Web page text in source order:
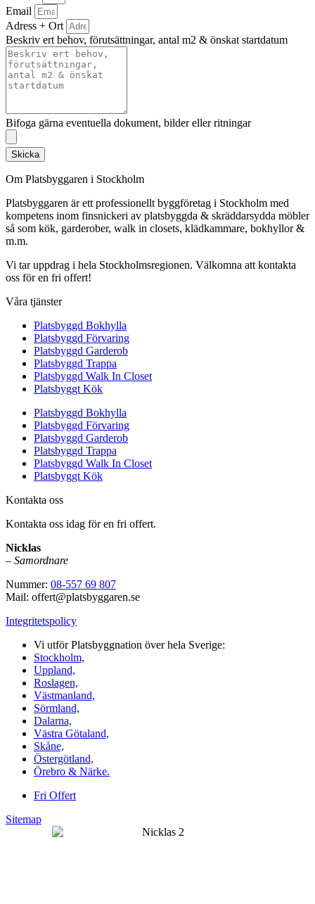
Email
Adress + Ort
Beskriv ert behov, förutsättningar, antal m2 & önskat startdatum
Bifoga gärna eventuella dokument, bilder eller ritningar
Skicka
Om Platsbyggaren i Stockholm
Platsbyggaren är ett professionellt byggföretag i Stockholm med
kompetens inom finsnickeri av platsbyggda & skräddarsydda möbler
så som kök, garderober, walk in closets, klädkammare, bokhyllor &
m.m.
Vi tar uppdrag i hela Stockholmsregionen. Välkomna att kontakta
oss för en fri offert!
Våra tjänster
Platsbyggd Bokhylla
Platsbyggd Förvaring
Platsbyggd Garderob
Platsbyggd Trappa
Platsbyggd Walk In Closet
Platsbyggt Kök
Platsbyggd Bokhylla
Platsbyggd Förvaring
Platsbyggd Garderob
Platsbyggd Trappa
Platsbyggd Walk In Closet
Platsbyggt Kök
Kontakta oss
Kontakta oss idag för en fri offert.
Nicklas
– Samordnare
Nummer: 08-557 69 807
Mail: offert@platsbyggaren.se
Integritetspolicy
Vi utför Platsbyggnation över hela Sverige:
Stockholm,
Uppland,
Roslagen,
Västmanland,
Sörmland,
Dalarna,
Västra Götaland,
Skåne,
Östergötland,
Örebro & Närke.
Fri Offert
Sitemap